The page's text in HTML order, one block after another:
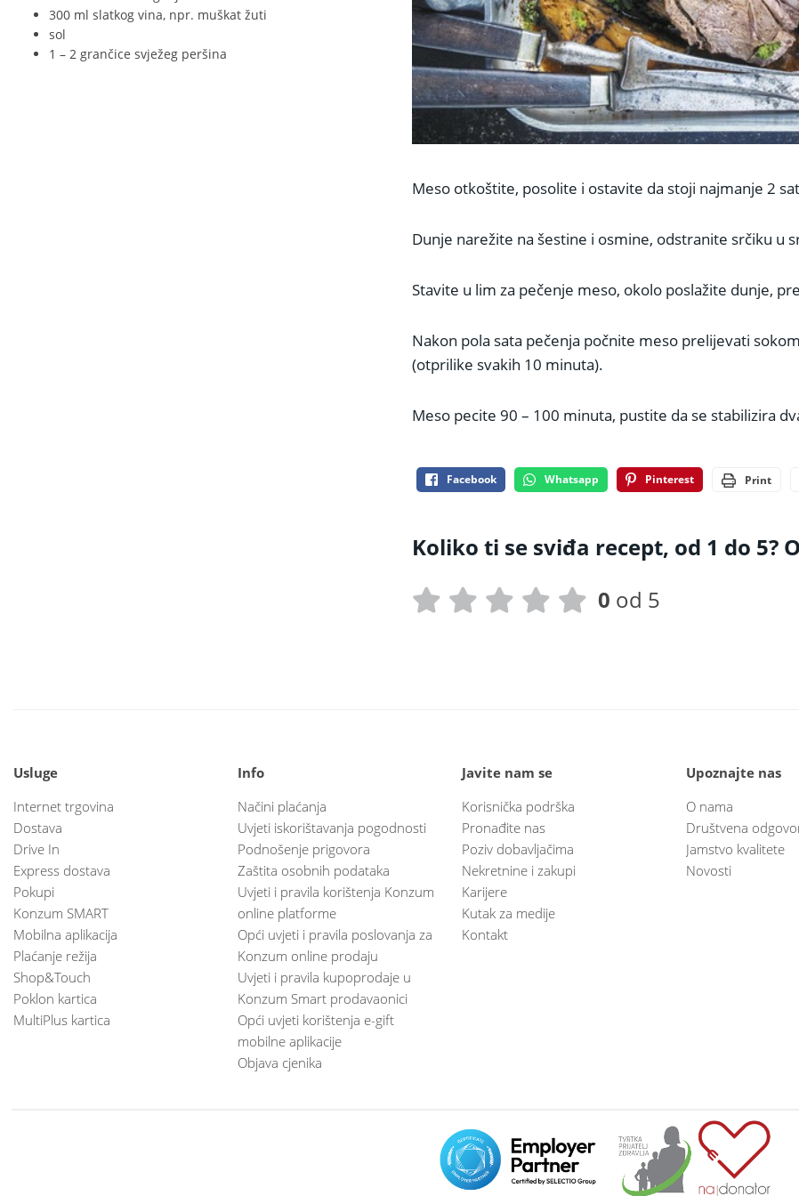
300 ml slatkog vina, npr. muškat žuti
sol
1 – 2 grančice svježeg peršina
Meso otkoštite, posolite i ostavite da stoji najmanje 2
Dunje narežite na šestine i osmine, odstranite srčiku u
Stavite u lim za pečenje meso, okolo poslažite dunje,
Nakon pola sata pečenja počnite meso prelijevati
(otprilike svakih 10 minuta).
Meso pecite 90 – 100 minuta, pustite da se stabilizira
Facebook Whatsapp Pinterest Print
Koliko ti se sviđa recept, od 1 do 5?
0 od 5
Usluge
Internet trgovina
Dostava
Drive In
Express dostava
Pokupi
Konzum SMART
Mobilna aplikacija
Plaćanje režija
Shop&Touch
Poklon kartica
MultiPlus kartica
Info
Načini plaćanja
Uvjeti iskorištavanja pogodnosti
Podnošenje prigovora
Zaštita osobnih podataka
Uvjeti i pravila korištenja Konzum
online platforme
Opći uvjeti i pravila poslovanja za
Konzum online prodaju
Uvjeti i pravila kupoprodaje u
Konzum Smart prodavaonici
Opći uvjeti korištenja e-gift
mobilne aplikacije
Objava cjenika
Javite nam se
Korisnička podrška
Pronađite nas
Poziv dobavljačima
Nekretnine i zakupi
Karijere
Kutak za medije
Kontakt
Upoznajte nas
O nama
Društvena
Jamstvo kvalitete
Novosti